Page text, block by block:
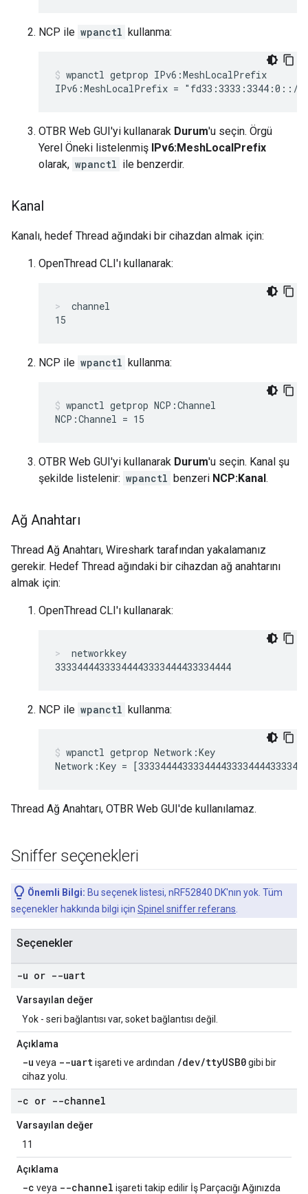
NCP ile wpanctl kullanma:
wpanctl getprop IPv6:MeshLocalPrefix
OTBR Web GUI'yi kullanarak Durum'u seçin. Örgü
Yerel Öneki listelenmiş IPv6:MeshLocalPrefix
olarak, wpanctl ile benzerdir.
Kanal
Kanalı, hedef Thread ağındaki bir cihazdan almak için:
OpenThread CLI'ı kullanarak:
channel
NCP ile wpanctl kullanma:
wpanctl getprop NCP:Channel
OTBR Web GUI'yi kullanarak Durum'u seçin. Kanal şu
şekilde listelenir: wpanctl benzeri NCP:Kanal.
Ağ Anahtarı
Thread Ağ Anahtarı, Wireshark tarafından yakalamanız
gerekir. Hedef Thread ağındaki bir cihazdan ağ anahtarını
almak için:
OpenThread CLI'ı kullanarak:
networkkey
NCP ile wpanctl kullanma:
wpanctl getprop Network:Key
Thread Ağ Anahtarı, OTBR Web GUI'de kullanılamaz.
Sniffer seçenekleri
Önemli Bilgi: Bu seçenek listesi, nRF52840 DK'nın yok. Tüm
seçenekler hakkında bilgi için Spinel sniffer referans
Seçenekler
-u or --uart
Varsayılan değer
Yok - seri bağlantısı var, soket bağlantısı değil.
Açıklama
-u veya --uartişareti ve ardından /dev/ttyUSB0gibi bir
cihaz yolu.
-c or --channel
Varsayılan değer
11
Açıklama
-c veya --channel işareti takip edilir İş Parçacığı Ağınızda